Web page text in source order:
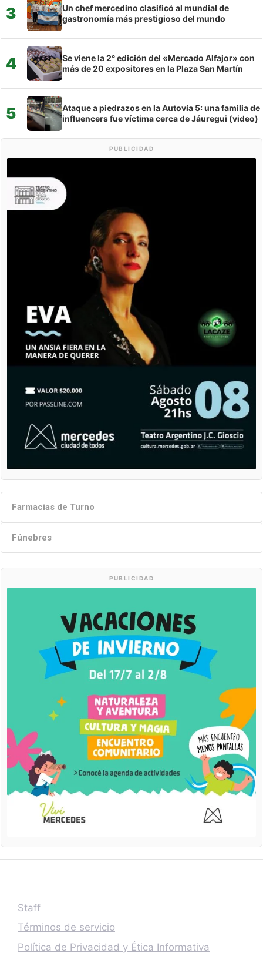
3
Un chef mercedino clasificó al mundial de
gastronomía más prestigioso del mundo
4
Se viene la 2° edición del «Mercado Alfajor» con
más de 20 expositores en la Plaza San Martín
5
Ataque a piedrazos en la Autovía 5: una familia de
influencers fue víctima cerca de Jáuregui (video)
PUBLICIDAD
Farmacias de Turno
Fúnebres
PUBLICIDAD
Staff
Términos de servicio
Política de Privacidad y Ética Informativa